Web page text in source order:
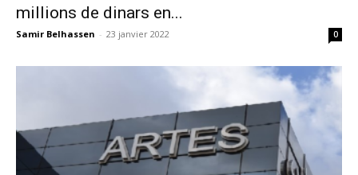
millions de dinars en...
Samir Belhassen - 23 janvier 2022 0